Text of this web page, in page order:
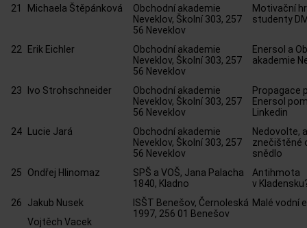
21 Michaela Štěpánková
Obchodní akademie
Neveklov, Školní 303, 257
56 Neveklov
Motivační
studenty
22 Erik Eichler
Obchodní akademie
Neveklov, Školní 303, 257
56 Neveklov
Enersol a
akademie
23 Ivo Strohschneider
Obchodní akademie
Neveklov, Školní 303, 257
56 Neveklov
Propagace
Enersol
Linkedin
24
Lucie Jará
Obchodní akademie
Neveklov, Školní 303, 257
56 Neveklov
Nedovolte,
znečištěné
snědlo
25
Ondřej Hlinomaz
SPŠ a VOŠ, Jana Palacha
1840, Kladno
Antihmota
v
26
Jakub Nusek
ISŠT Benešov, Černoleská
1997, 256 01 Benešov
Malé vodní
Vojtěch Vacek